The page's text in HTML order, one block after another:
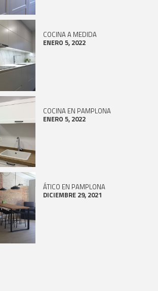
COCINA A MEDIDA
ENERO 5, 2022
COCINA EN PAMPLONA
ENERO 5, 2022
ÁTICO EN PAMPLONA
DICIEMBRE 29, 2021